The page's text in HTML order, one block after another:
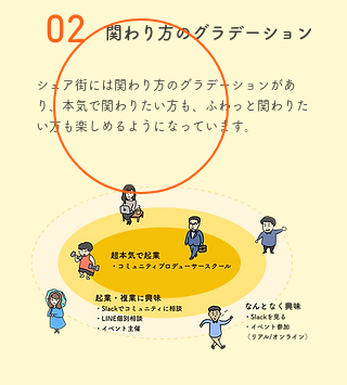
関わり方のグラデーション
シェア街には関わり方のグラデーションがあ
り、本気で関わりたい方も、ふわっと関わりた
い方も楽しめるようになっています。
02